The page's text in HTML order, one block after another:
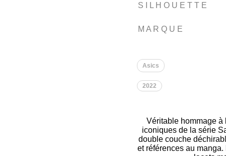
S I L H O U E T T E
M A R Q U E
Asics
2022
Véritable hommage à
iconiques de la série
double couche
et références au